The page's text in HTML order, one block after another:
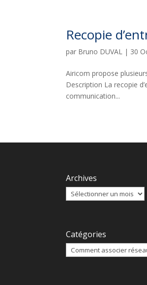
Recopie
par Bruno DUVAL | 30
Airicom propose
Description La recopie
communication...
Archives
Catégories